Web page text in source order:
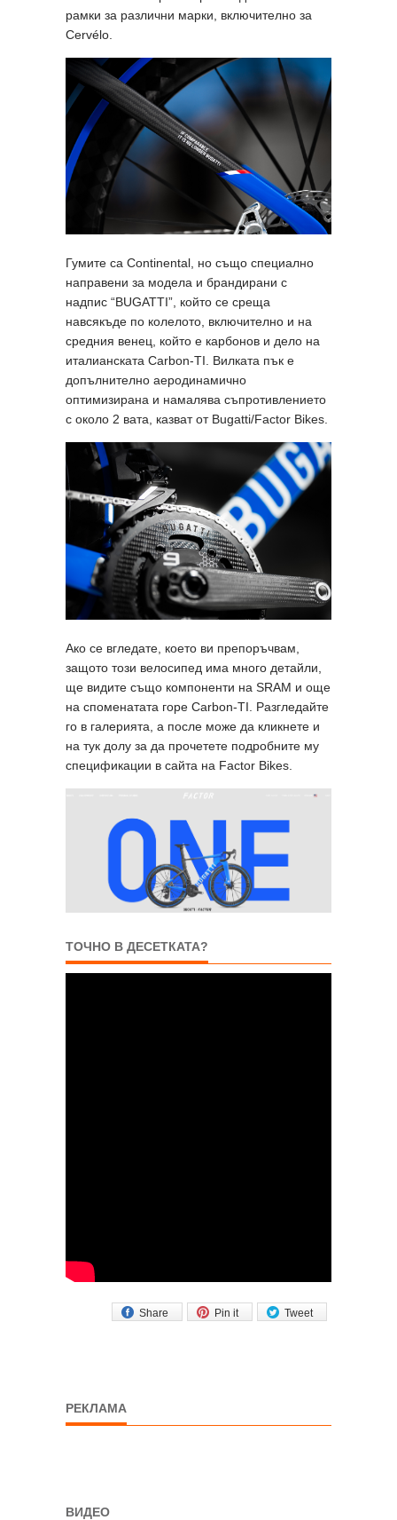
рамки за различни марки, включително за
Cervélo.
Гумите са Continental, но също специално
направени за модела и брандирани с
надпис “BUGATTI”, който се среща
навсякъде по колелото, включително и на
средния венец, който е карбонов и дело на
италианската Carbon-TI. Вилката пък е
допълнително аеродинамично
оптимизирана и намалява съпротивлението
с около 2 вата, казват от Bugatti/Factor Bikes.
Ако се вгледате, което ви препоръчвам,
защото този велосипед има много детайли,
ще видите също компоненти на SRAM и още
на споменатата горе Carbon-TI. Разгледайте
го в галерията, а после може да кликнете и
на тук долу за да прочетете подробните му
спецификации в сайта на Factor Bikes.
ТОЧНО В ДЕСЕТКАТА?
Tweet
Pin it
Share
РЕКЛАМА
ВИДЕО